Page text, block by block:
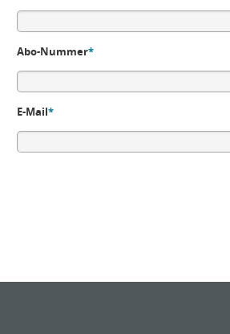
Abo-Nummer*
E-Mail*